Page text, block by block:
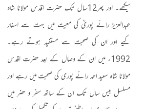
سیکھے۔ اور پھر12سال تک حضرت اقدس مولانا شاہ
عبدالعزیز رائے پوریؒ کی معیت میں بہت سے اسفار
کیے اور ان کی صحبت سے مستفید ہوتے رہے۔
1992ء میں ان کے وصال کے بعد حضرت اقدس
مولانا شاہ سعید احمد رائے پوری کی صحبت میں رہے اور
مسلسل بیس سال تک ان کے ساتھ سفر و حضر میں